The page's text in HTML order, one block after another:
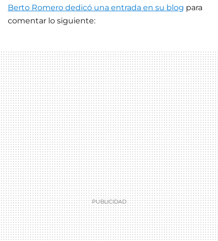
Berto Romero dedicó una entrada en su blog para
comentar lo siguiente: